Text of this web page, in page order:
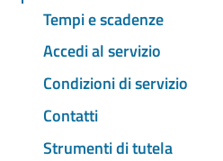
Tempi e scadenze
Accedi al servizio
Condizioni di servizio
Contatti
Strumenti di tutela